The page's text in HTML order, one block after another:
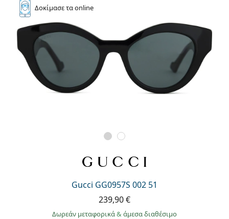
Δοκίμασετα online
Gucci GG0957S 002 51
239,90 €
Δωρεάν μεταφορικά& άμεσα διαθέσιμο